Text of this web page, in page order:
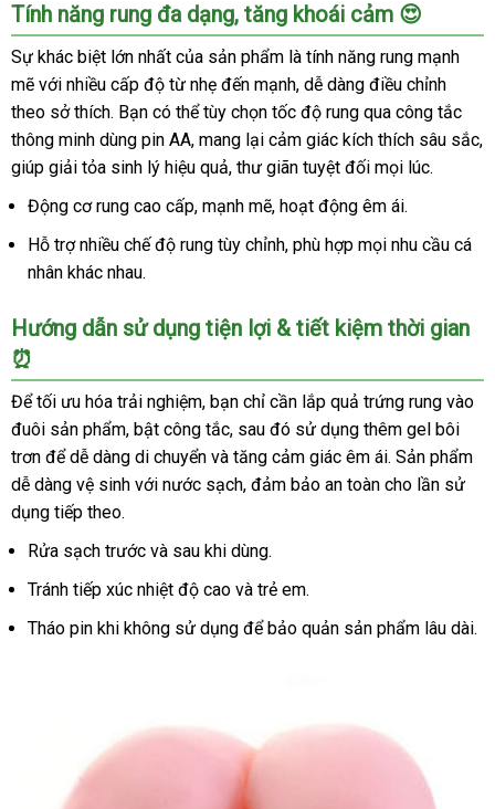
Tính năng rung đa dạng, tăng khoái cảm 😍
Sự khác biệt lớn nhất của sản phẩm là tính năng rung mạnh
mẽ với nhiều cấp độ từ nhẹ đến mạnh, dễ dàng điều chỉnh
theo sở thích. Bạn có thể tùy chọn tốc độ rung qua công tắc
thông minh dùng pin AA, mang lại cảm giác kích thích sâu sắc,
giúp giải tỏa sinh lý hiệu quả, thư giãn tuyệt đối mọi lúc.
Động cơ rung cao cấp, mạnh mẽ, hoạt động êm ái.
Hỗ trợ nhiều chế độ rung tùy chỉnh, phù hợp mọi nhu cầu cá
nhân khác nhau.
Hướng dẫn sử dụng tiện lợi & tiết kiệm thời gian
⏰
Để tối ưu hóa trải nghiệm, bạn chỉ cần lắp quả trứng rung vào
đuôi sản phẩm, bật công tắc, sau đó sử dụng thêm gel bôi
trơn để dễ dàng di chuyển và tăng cảm giác êm ái. Sản phẩm
dễ dàng vệ sinh với nước sạch, đảm bảo an toàn cho lần sử
dụng tiếp theo.
Rửa sạch trước và sau khi dùng.
Tránh tiếp xúc nhiệt độ cao và trẻ em.
Tháo pin khi không sử dụng để bảo quản sản phẩm lâu dài.